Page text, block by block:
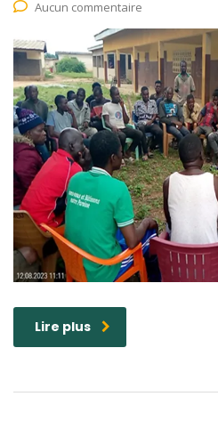
Aucun commentaire
Lire plus